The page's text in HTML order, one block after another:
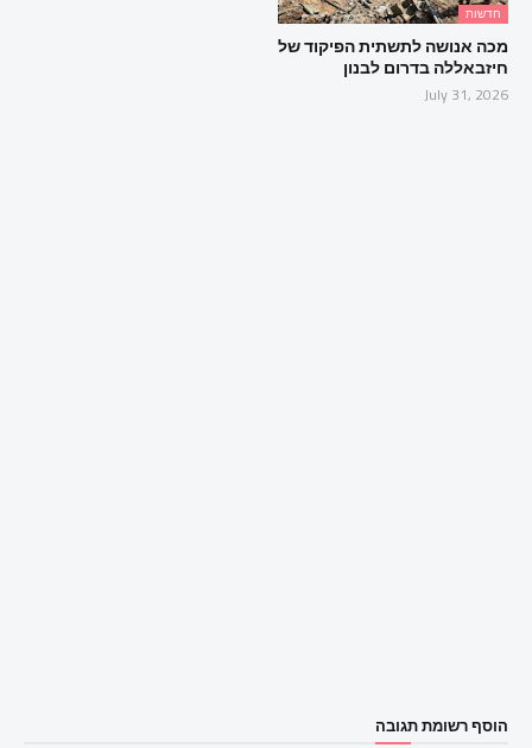
חדשות
מכה אנושה לתשתית הפיקוד של
חיזבאללה בדרום לבנון
July 31, 2026
הוסף רשומת תגובה